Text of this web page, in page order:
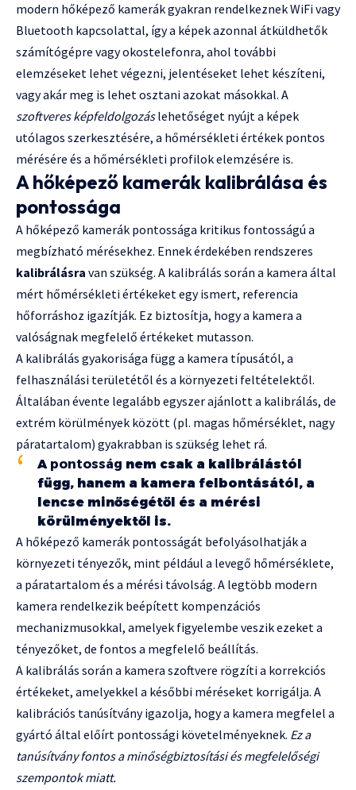
modern hőképező kamerák gyakran rendelkeznek WiFi vagy
Bluetooth kapcsolattal, így a képek azonnal átküldhetők
számítógépre vagy okostelefonra, ahol további
elemzéseket lehet végezni, jelentéseket lehet készíteni,
vagy akár meg is lehet osztani azokat másokkal. A
szoftveres képfeldolgozáslehetőséget nyújt a képek
utólagos szerkesztésére, a hőmérsékleti értékek pontos
mérésére és a hőmérsékleti profilok elemzésére is.
A hőképező kamerák kalibrálása és
pontossága
A hőképező kamerák pontossága kritikus fontosságú a
megbízható mérésekhez. Ennek érdekében rendszeres
kalibrálásra van szükség. A kalibrálás során a kamera által
mért hőmérsékleti értékeket egy ismert, referencia
hőforráshoz igazítják. Ez biztosítja, hogy a kamera a
valóságnak megfelelő értékeket mutasson.
A kalibrálás gyakorisága függ a kamera típusától, a
felhasználási területétől és a környezeti feltételektől.
Általában évente legalább egyszer ajánlott a kalibrálás, de
extrém körülmények között (pl. magas hőmérséklet, nagy
páratartalom) gyakrabban is szükség lehet rá.
A pontosság nem csak a kalibrálástól
függ, hanem a kamera felbontásától, a
lencse minőségétől és a mérési
körülményektől is.
A hőképező kamerák pontosságát befolyásolhatják a
környezeti tényezők, mint például a levegő hőmérséklete,
a páratartalom és a mérési távolság. A legtöbb modern
kamera rendelkezik beépített kompenzációs
mechanizmusokkal, amelyek figyelembe veszik ezeket a
tényezőket, de fontos a megfelelő beállítás.
A kalibrálás során a kamera szoftvere rögzíti a korrekciós
értékeket, amelyekkel a későbbi méréseket korrigálja. A
kalibrációs tanúsítvány igazolja, hogy a kamera megfelel a
gyártó által előírt pontossági követelményeknek. Ez a
tanúsítvány fontos a minőségbiztosítási és megfelelőségi
szempontok miatt.